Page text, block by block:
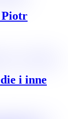
Piotr
i inne